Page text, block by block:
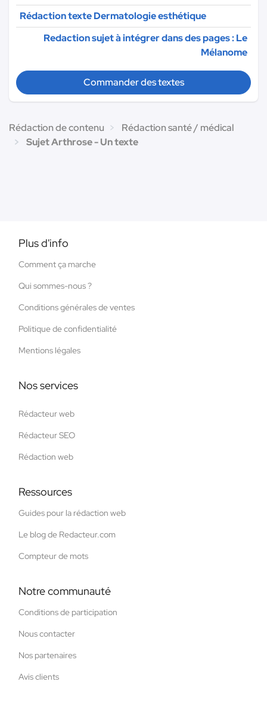
Rédaction texte Dermatologie esthétique
Redaction sujet à intégrer dans des pages : Le
Mélanome
Commander des textes
Rédaction de contenu
Rédaction santé / médical
Sujet Arthrose - Un texte
Plus d'info
Comment ça marche
Qui sommes-nous ?
Conditions générales de ventes
Politique de confidentialité
Mentions légales
Nos services
Rédacteur web
Rédacteur SEO
Rédaction web
Ressources
Guides pour la rédaction web
Le blog de Redacteur.com
Compteur de mots
Notre communauté
Conditions de participation
Nous contacter
Nos partenaires
Avis clients